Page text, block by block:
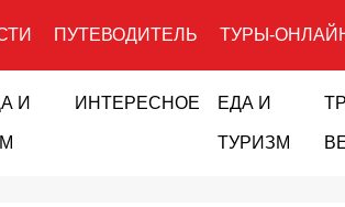
ПУТЕВОДИТЕЛЬ ТУРЫ-
И ИНТЕРЕСНОЕ ЕДА И
ТУРИЗМ